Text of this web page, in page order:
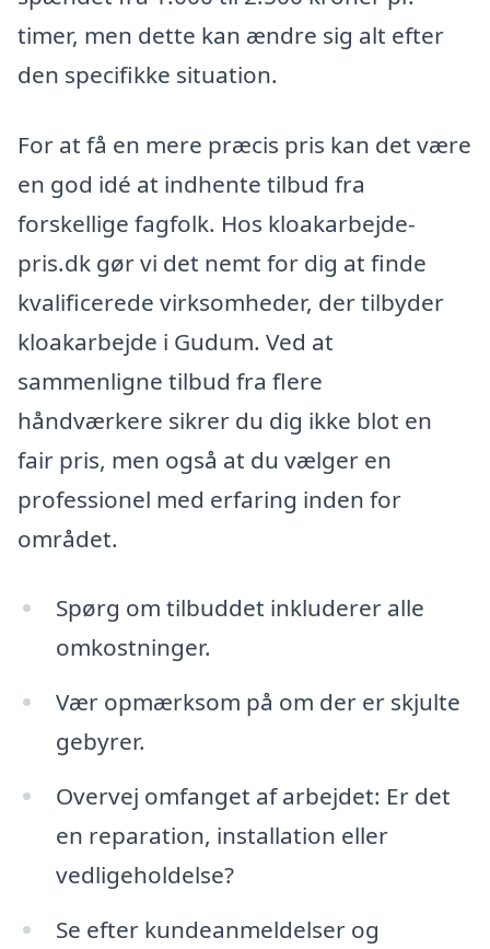
timer, men dette kan ændre sig alt efter
den specifikke situation.
For at få en mere præcis pris kan det være
en god idé at indhente tilbud fra
forskellige fagfolk. Hos kloakarbejde-
pris.dk gør vi det nemt for dig at finde
kvalificerede virksomheder, der tilbyder
kloakarbejde i Gudum. Ved at
sammenligne tilbud fra flere
håndværkere sikrer du dig ikke blot en
fair pris, men også at du vælger en
professionel med erfaring inden for
området.
Spørg om tilbuddet inkluderer alle
omkostninger.
Vær opmærksom på om der er skjulte
gebyrer.
Overvej omfanget af arbejdet: Er det
en reparation, installation eller
vedligeholdelse?
Se efter kundeanmeldelser og